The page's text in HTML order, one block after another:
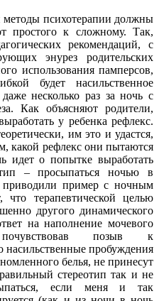
методы психотерапии должны
простого к сложному. Так,
рекомендаций, с
энурез родительских
использования памперсов,
будет насильственное
несколько раз за ночь с
Как объясняют родители,
у ребенка рефлекс.
им это и удастся,
какой рефлекс они пытаются
идет о попытке выработать
– просыпаться ночью в
пример с ночным
что терапевтической целью
другого динамического
на наполнение мочевого
позыв к
насильственные пробуждения
белья, не принесут
стереотип так и не
если меня и так